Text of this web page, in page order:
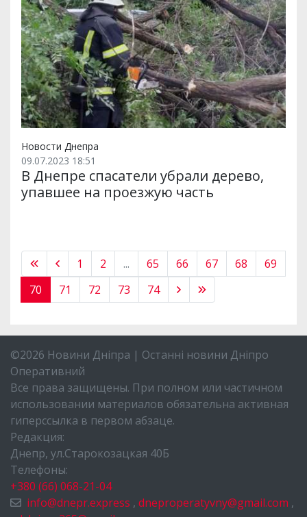
Новости Днепра
09.07.2023 18:51
В Днепре спасатели убрали дерево,
упавшее на проезжую часть
1 2 ... 65 66 67 68
69
70
71 72 73 74
©2026 Новини Дніпра | Останні новини Дніпро
Оперативний
Все права защищены. При полном или частичном
использовании материалов обязательна активная
гиперссылка в первом абзаце.
Редакция:
Днепр, ул.Старокозацкая 40Б
Телефоны:
+380 (66) 068-21-04
info@dnepr.express , dneproperatyvny@gmail.com ,